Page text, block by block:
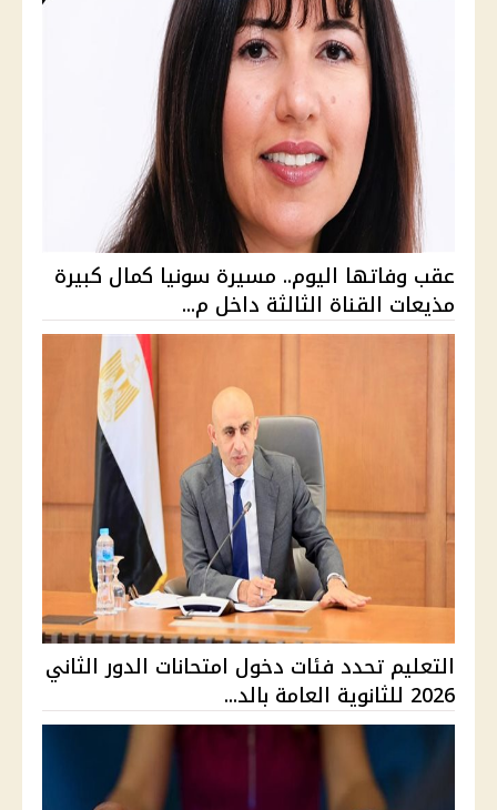
عقب وفاتها اليوم.. مسيرة سونيا كمال كبيرة
مذيعات القناة الثالثة داخل م...
التعليم تحدد فئات دخول امتحانات الدور الثاني
2026 للثانوية العامة بالد...